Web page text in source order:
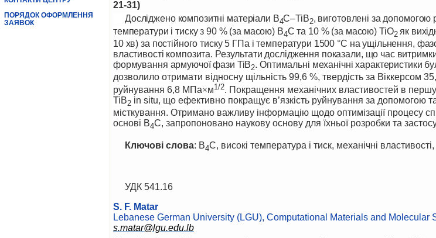
ПОРЯДОК ОФОРМЛЕННЯ
ЗАЯВОК
21-31)
Досліджено композитні матеріали B4C–TiB2, виготовлені за допомогою
температури і тиску з 90 % (за масою) B4C та 10 % (за масою) TiO2як
10 хв) за постійного тиску 5 ГПа і температури 1500 °C на ущільнення,
влас­тивості композита. Результати дослідження показали, що час
формування армуючої фази TiB2.Оптимальні механічні характеристики
дозволило отримати відносну щільність 99,6 %, твердість за Віккерсом
руйнування 6,8 МПа×м1/2. Покращення механічних властивостей в
TiB2 in situ, що ефективно покращує в’язкість руйнування за допомогою
місткування. Отримано важливу інформацію щодо оптимізації процесу
основі B4C, запропоновано наукову основу для їхньої розробки та
Ключові слова: B4C, високі температура і тиск, механічні
УДК 541.16
S. F. Matar
Lebanese German University (LGU), Computational Materials and
s.matar@lgu.edu.lb